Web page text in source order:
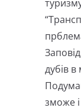
дубів в
зможе